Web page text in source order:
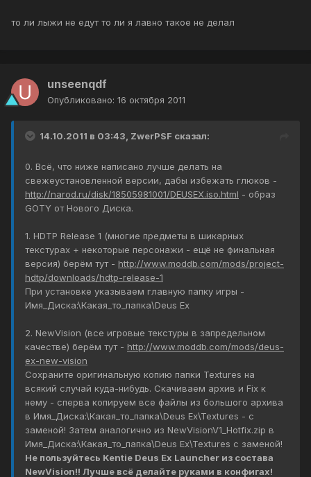
то ли лыжи не едут то ли я лавно такое не делал
unseenqdf
Опубликовано: 16 октября 2011
14.10.2011 в 03:43, ZwerPSF сказал:
0. Всё, что ниже написано лучше делать на
свежеустановленной версии, дабы избежать глюков -
http://narod.ru/disk/18505981001/DEUSEX.iso.html - образ
GOTY от Нового Диска.
1. HDTP Release 1 (многие предметы в шикарных
текстурах + некоторые персонажи - ещё не финальная
версия) берём тут - http://www.moddb.com/mods/project-
hdtp/downloads/hdtp-release-1
При установке указываем главную папку игры -
Имя_Диска:\Какая_то_папка\Deus Ex
2. NewVision (все игровые текстуры в запредельном
качестве) берём тут - http://www.moddb.com/mods/deus-
ex-new-vision
Сохраните оригинальную копию папки Textures на
всякий случай куда-нибудь. Скачиваем архив и Fix к
нему - сперва копируем все файлы из большого архива
в Имя_Диска:\Какая_то_папка\Deus Ex\Textures - с
заменой! Затем аналогично из NewVisionV1_Hotfix.zip в
Имя_Диска:\Какая_то_папка\Deus Ex\Textures с заменой!
Не пользуйтесь Kentie Deus Ex Launcher из состава
NewVision!! Лучше всё делайте руками в конфигах!